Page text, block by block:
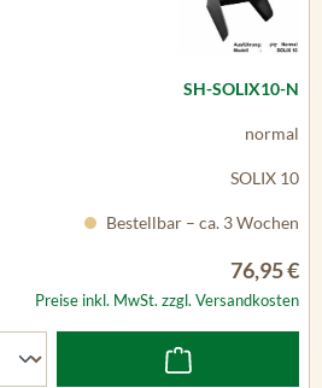
SH-SOLIX10-N
normal
SOLIX 10
Bestellbar – ca. 3 Wochen
76,95 €
Preise inkl. MwSt. zzgl. Versandkosten